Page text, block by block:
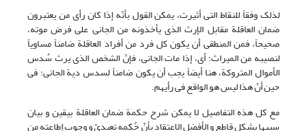
لذلک وفقاً للنقاط التی أثیرت، یمکن القول بأنّه إذا کان رأی من یعتبرون
ضمان العاقلة مقابل الإرث الذی یأخذونه من الجانی علی فرض موته،
صحیحاً، فمن المنطقی أن یکون کل فرد من أفراد العاقلة ضامناً مساویاً
لنصیبه من المیراث؛ أی، إذا مات الجانی، فإنّ الشخص الذی یرث سُدس
الأموال المتروکة، هنا أیضاً یجب أن یکون ضامناً لسدس دیة الجانی؛ فی
حین أنّ هذا لیس هو الواقع فی رأیهم.
مع کل هذه التفاصیل لا یمکن شرح حکمة ضمان العاقلة بیقین و بیان
سببها بشکل قاطع و الأفضل الاعتقاد بأنّ حُکمه تعبدىّ و وجوب إطاعته من